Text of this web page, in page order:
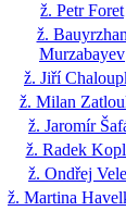
ž. Petr Foret
ž. Bauyrzhan
Murzabayev
ž. Jiří
ž. Milan
ž. Jaromír
ž. Radek
ž. Ondřej
ž. Martina